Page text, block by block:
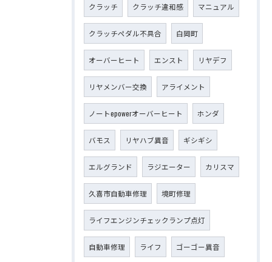
クラッチ クラッチ違和感 マニュアル
クラッチペダル不具合 白岡町
オーバーヒート エンスト リヤデフ
リヤメンバー交換 アライメント
ノートepowerオーバーヒート ホンダ
バモス リヤハブ異音 ギシギシ
エルグランド ラジエーター カリスマ
久喜市自動車修理 境町修理
ライフエンジンチェックランプ点灯
自動車修理 ライフ ゴーゴー異音